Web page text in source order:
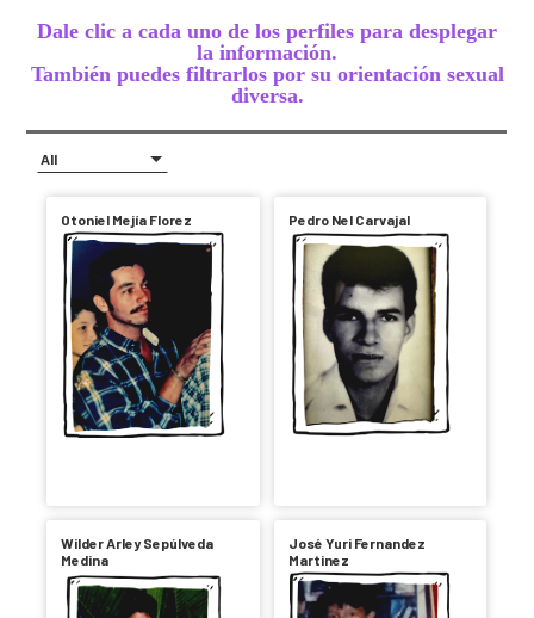
Dale clic a cada uno de los perfiles para desplegar
la información.
También puedes filtrarlos por su orientación sexual
diversa.